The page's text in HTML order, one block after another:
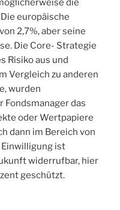
die
europäische
2,7%, aber seine
Die Core- Strategie
Risiko aus und
Vergleich zu anderen
wurden
Fondsmanager das
oder Wertpapiere
dann im Bereich von
ist
widerrufbar, hier
geschützt.